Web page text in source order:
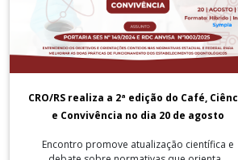
CRO/RS realiza a 2ª edição do Café,
e Convivência no dia 20 de agosto
Encontro promove atualização científica e